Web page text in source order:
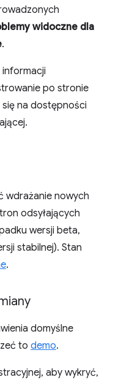
widoczne dla
.
po stronie
na dostępności
wdrażanie nowych
odsyłających
wersji beta,
stabilnej). Stan
.
domyślne
to demo.
aby wykryć,